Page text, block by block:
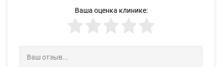
Ваша оценка клинике: